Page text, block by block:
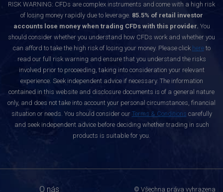
RISK WARNING: CFDs are complex instruments and come with a high risk
of losing money rapidly due to leverage. 85.5% of retail investor
accounts lose money when trading CFDs with this provider. You
should consider whether you understand how CFDs work and whether you
can afford to take the high risk of losing your money. Please click hereto
read our full risk warning and ensure that you understand the risks
involved prior to proceeding, taking into consideration your relevant
experience. Seek independent advice if necessary. The information
contained in this website and disclosure documents is of a general nature
only, and does not take into account your personal circumstances, financial
situation or needs. You should consider our Terms & Conditions carefully
and seek independent advice before deciding whether trading in such
products is suitable for you.
O nás © Všechna práva vyhrazena